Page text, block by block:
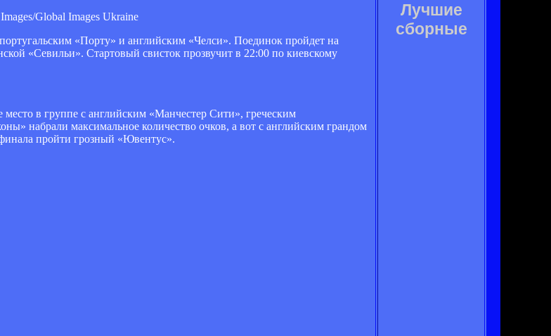
Global Images Ukraine
«Порту» и английским «Челси». Поединок пройдет на
«Севильи». Стартовый свисток прозвучит в 22:00 по киевскому
в группе с английским «Манчестер Сити», греческим
набрали максимальное количество очков, а вот с английским грандом
пройти грозный «Ювентус».
Лучшие
сборные